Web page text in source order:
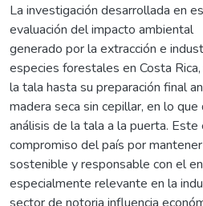
La investigación desarrollada en
evaluación del impacto ambiental
generado por la extracción e
especies forestales en Costa
la tala hasta su preparación final
madera seca sin cepillar, en lo que
análisis de la tala a la puerta.
compromiso del país por
sostenible y responsable con el
especialmente relevante en la